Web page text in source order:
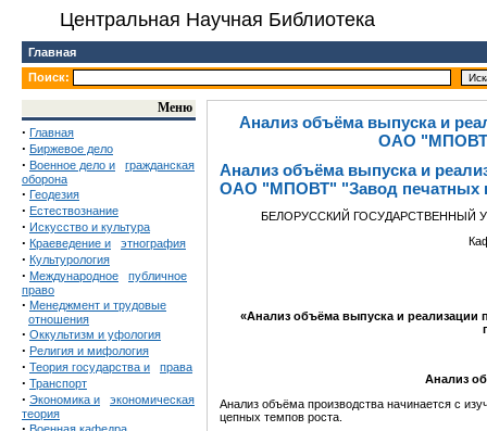
Центральная Научная Библиотека
Главная
Поиск:
Меню
· Главная
· Биржевое дело
· Военное дело и
гражданская
оборона
· Геодезия
· Естествознание
· Искусство и культура
· Краеведение и этнография
· Культурология
· Международное
публичное
право
· Менеджмент и трудовые
отношения
· Оккультизм и уфология
· Религия и мифология
· Теория государства и права
· Транспорт
· Экономика и
экономическая
теория
Анализ объёма выпуска и
ОАО "МПОВТ"
Анализ объёма выпуска и
ОАО "МПОВТ" "Завод печатных
БЕЛОРУССКИЙ ГОСУДАРСТВЕННЫЙ
«Анализ объёма выпуска и
Анализ
Анализ объёма производства начинается с
цепных темпов роста.